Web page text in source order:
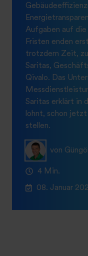
Aufgaben auf
Fristen enden
trotzdem Zeit, zu
Saritas,
Qivalo. Das
Saritas erklärt in
lohnt, schon
stellen.
von
4 Min.
08. Januar